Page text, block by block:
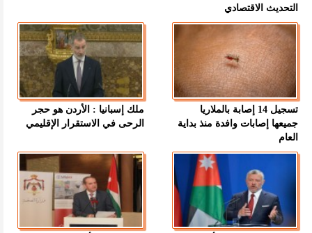
التحديث الاقتصادي
تسجيل 14 إصابة بالملاريا
جميعها إصابات وافدة منذ بداية
العام
ملك إسبانيا : الأردن هو حجر
الرحى في الاستقرار الإقليمي